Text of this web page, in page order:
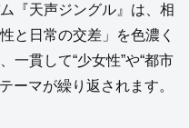
『天声ジングル』は、相
と日常の交差」を色濃く
一貫して“少女性”や“都市
ーマが繰り返されます。